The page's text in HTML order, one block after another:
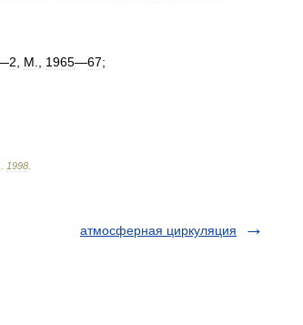
2, М., 1965—67;
1998
атмосферная циркуляция